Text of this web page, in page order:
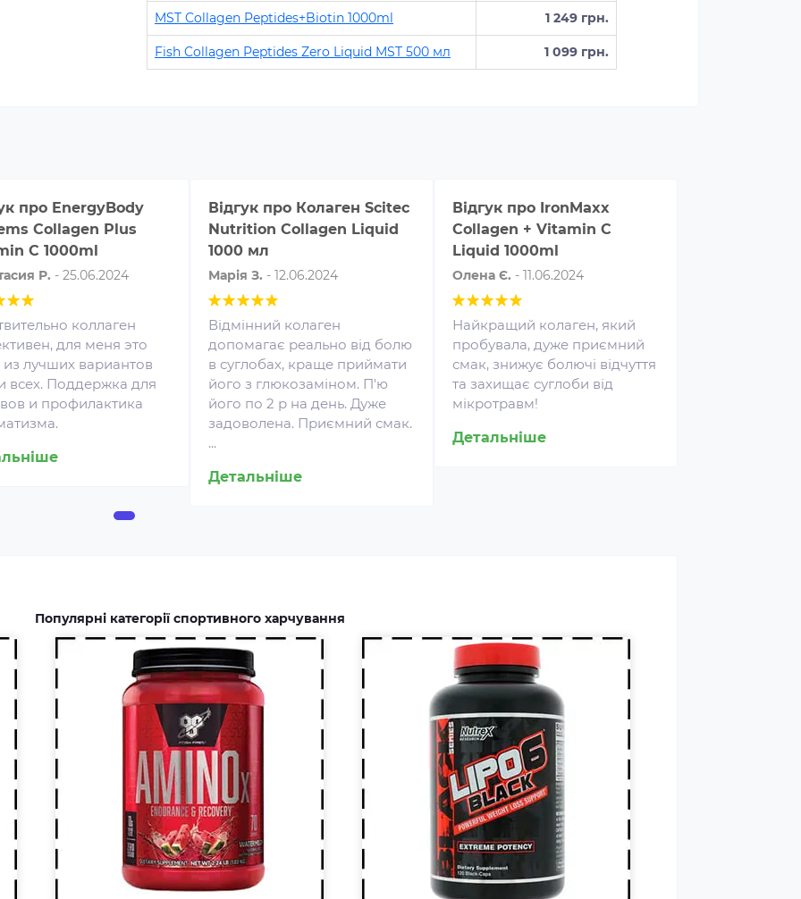
MST Collagen Peptides+Biotin 1000ml 1 249 грн.
Fish Collagen Peptides Zero Liquid MST 500 мл 1 099 грн.
про EnergyBody
Collagen Plus
С 1000ml
Р. - 25.06.2024
коллаген
для меня это
лучших вариантов
всех. Поддержка для
и профилактика
Відгук про Колаген Scitec
Nutrition Collagen Liquid
1000 мл
Марія З. - 12.06.2024
Відмінний колаген
допомагає реально від болю
в суглобах, краще приймати
його з глюкозаміном. П'ю
його по 2 р на день. Дуже
задоволена. Приємний смак.
...
Детальніше
Відгук про IronMaxx
Collagen + Vitamin C
Liquid 1000ml
Олена Є. - 11.06.2024
Найкращий колаген, який
пробувала, дуже приємний
смак, знижує болючі відчуття
та захищає суглоби від
мікротравм!
Детальніше
Популярні категорії спортивного харчування
Амінокислоти - це незамінні
органічні сполуки, які зазвичай
Незбалансоване харчування,
навантаження та стрес
спеціальні добавки.
Жироспалювачі належать до
спортивних харчових добавок,
Креатин – спортивна добавка,
яка використовується у
силових видах спорту, фітнесі, а
також видах спорту, пов'язаних
з динамічним навантаженням
або силовою витривалістю. Це
кислота, що синтезується в
організмі людини в скелетних
Щодня кожному спортсмену
необхідні вітаміни групи В,
карнітин. вітамін Т, вітаміни С, D,
E, F. Постійні тренування,
фізичні та психологічні
навантаження, змагання
збільшують добову норму
вітамінів та мінералів у 1,5-2